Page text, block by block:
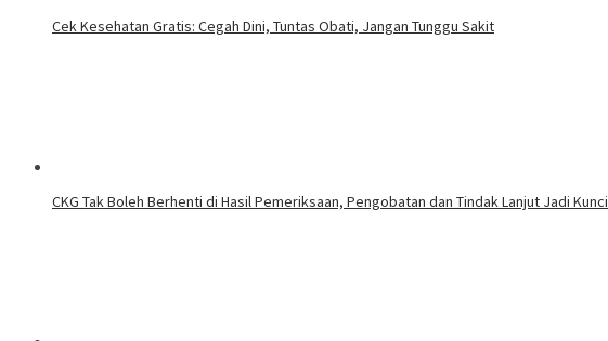
Cek Kesehatan Gratis: Cegah Dini, Tuntas Obati, Jangan Tunggu Sakit
CKG Tak Boleh Berhenti di Hasil Pemeriksaan, Pengobatan dan Tindak Lanjut Jadi Kunci